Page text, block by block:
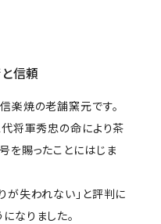
信頼
楽焼の老舗窯元です。
将軍秀忠の命により茶
を賜ったことにはじま
が失われない」と評判に
なりました。